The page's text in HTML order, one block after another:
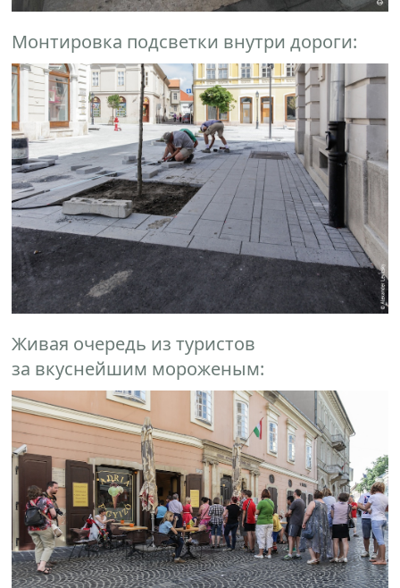
Монтировка подсветки внутри дороги:
Живая очередь из туристов
за вкуснейшим мороженым: